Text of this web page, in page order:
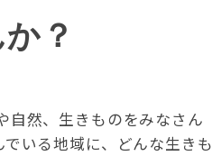
？
自然、生きものをみなさん
いる地域に、どんな生きも